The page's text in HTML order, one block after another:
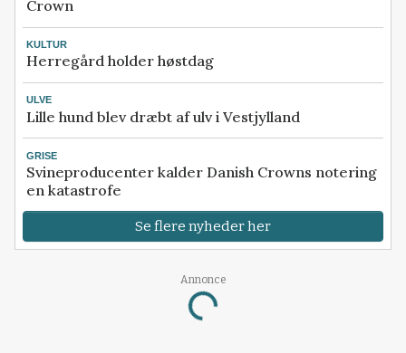
Crown
KULTUR
Herregård holder høstdag
ULVE
Lille hund blev dræbt af ulv i Vestjylland
GRISE
Svineproducenter kalder Danish Crowns notering
en katastrofe
Se flere nyheder her
Annonce
Loading...